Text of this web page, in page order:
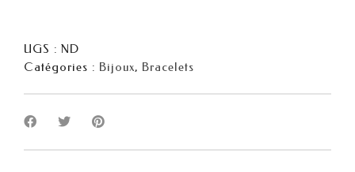
UGS : ND
Catégories : Bijoux, Bracelets